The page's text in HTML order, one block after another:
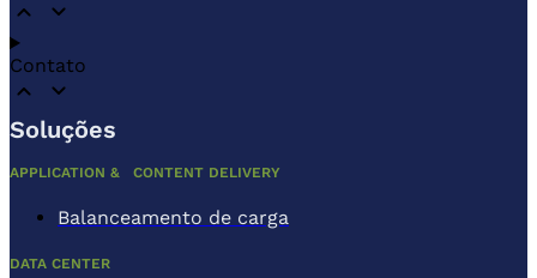
Contato
Soluções
APPLICATION & CONTENT DELIVERY
Balanceamento de carga
DATA CENTER